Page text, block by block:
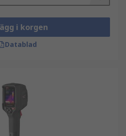
i korgen
Datablad